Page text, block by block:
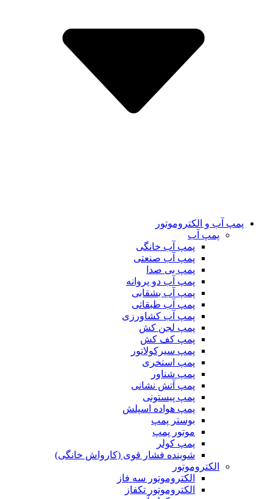
پمپ آب و الکتروموتور
پمپ آب
پمپ آب خانگی
پمپ آب صنعتی
پمپ بی صدا
پمپ آب دو پروانه
پمپ آب بشقابی
پمپ آب طبقاتی
پمپ آب کشاورزی
پمپ لجن کش
پمپ کف کش
پمپ سیرکولاتور
پمپ استخری
پمپ شناور
پمپ آتش نشانی
پمپ پیستونی
پمپ هواده اسپلش
بوستر پمپ
موتور پمپ
پمپ کولر
شوینده فشار قوی (کارواش خانگی)
الکتروموتور
الکتروموتور سه فاز
الکتروموتور تکفاز